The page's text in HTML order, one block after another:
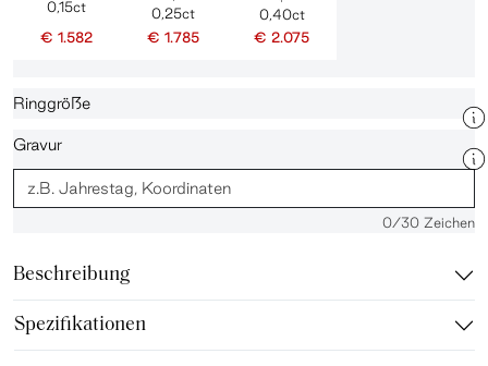
0,15ct
€ 1.582
0,25ct
€ 1.785
0,40ct
€ 2.075
Ringgröße
Gravur
0/30 Zeichen
Beschreibung
Spezifikationen